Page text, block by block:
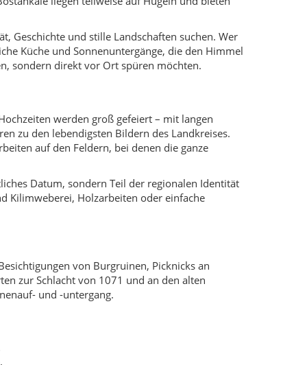
von Burgruinen, Picknicks an
zur Schlacht von 1071 und an den alten
und -untergang.
der Schlacht von 1071.
bringen dich in die Kreisstadt,
Hotels oder Gästehäuser, Teestuben,
abgelegene Dörfer besuchen möchte, sollte
und Kälte nur bedingt für längere Touren